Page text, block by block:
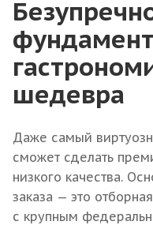
фундамент
шедевра
Даже самый
сможет сделать
низкого качества.
заказа — это
с крупным